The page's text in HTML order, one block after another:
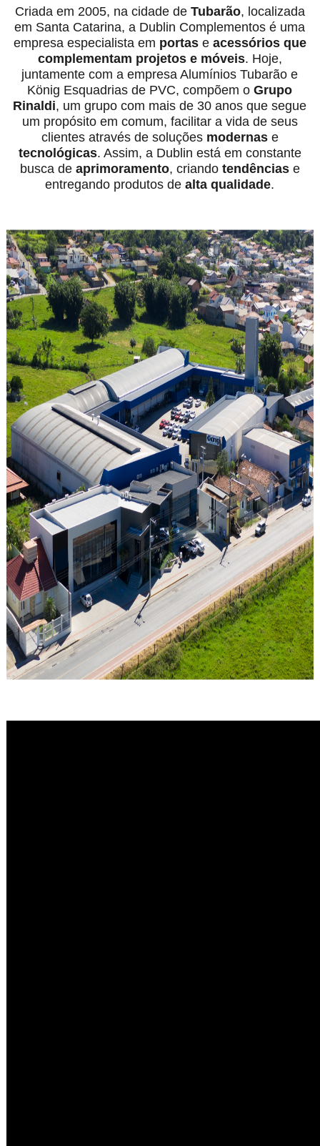
Criada em 2005, na cidade de Tubarão, localizada
em Santa Catarina, a Dublin Complementos é uma
empresa especialista em portase acessórios que
complementam projetos e móveis. Hoje,
juntamente com a empresa Alumínios Tubarão e
König Esquadrias de PVC, compõem oGrupo
Rinaldi, um grupo com mais de 30 anos que segue
um propósito em comum, facilitar a vida de seus
clientes através de soluções modernase
tecnológicas. Assim, a Dublin está em constante
busca de aprimoramento, criando tendênciase
entregando produtos dealta qualidade.